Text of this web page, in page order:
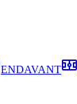
ENDAVANT